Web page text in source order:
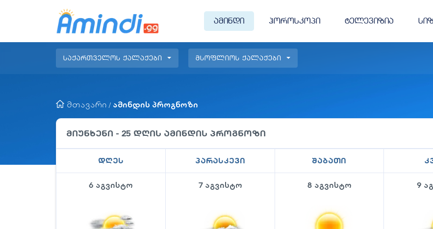
ამინდი ჰოროსკოპი ტელევიზია
საქართველოს ქალაქები მსოფლიოს ქალაქები
მთავარი / ამინდის პროგნოზი
მიუნხენი - 25 დღის ამინდის პროგნოზი
დღეს
6 აგვისტო
პარასკევი
7 აგვისტო
შაბათი
8 აგვისტო 9